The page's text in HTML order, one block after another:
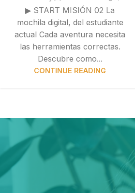
▶ START MISIÓN 02 La
mochila digital, del estudiante
actual Cada aventura necesita
las herramientas correctas.
Descubre como...
CONTINUE READING